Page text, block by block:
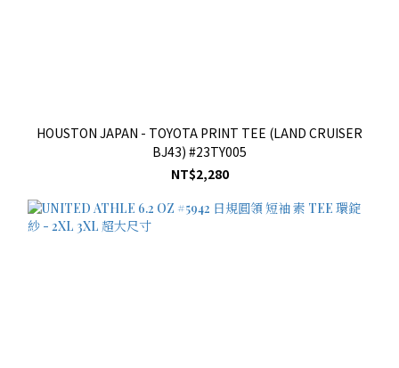
HOUSTON JAPAN - TOYOTA PRINT TEE (LAND CRUISER
BJ43) #23TY005
NT$2,280